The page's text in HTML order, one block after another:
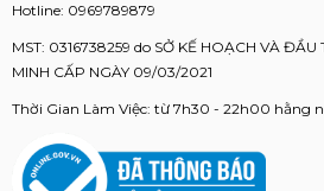
Hotline: 0969789879
MST: 0316738259 do SỞ KẾ HOẠCH VÀ ĐẦU
MINH CẤP NGÀY 09/03/2021
Thời Gian Làm Việc: từ 7h30 - 22h00 hằng